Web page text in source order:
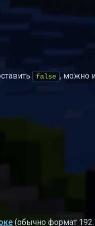
false , можно
(обычно формат